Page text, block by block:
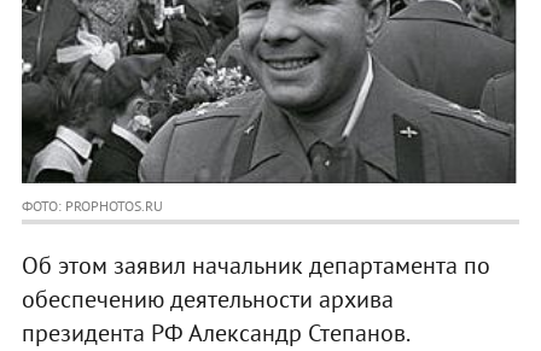
ФОТО: PROPHOTOS.RU
Об этом заявил начальник департамента по
обеспечению деятельности архива
президента РФ Александр Степанов.